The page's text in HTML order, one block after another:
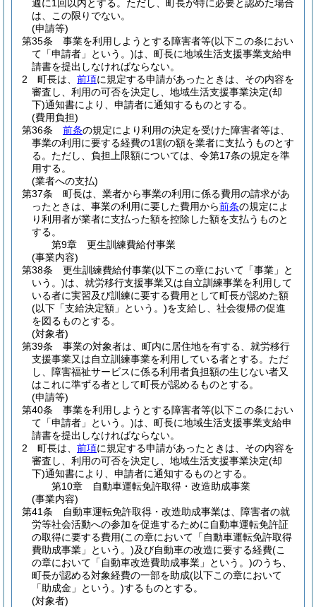
週に1回以内とする。 ただし、町長が特に必要と認めた場合
は、この限りでない。
(申請等)
第35条
事業を利用しようとする障害者等(以下この条におい
て「申請者」という。)は、町長に地域生活支援事業支給申
請書を提出しなければならない。
2
町長は、 前項に規定する申請があったときは、その内容を
審査し、利用の可否を決定し、地域生活支援事業決定(却
下)通知書により、申請者に通知するものとする。
(費用負担)
第36条
前条の規定により利用の決定を受けた障害者等は、
事業の利用に要する経費の1割の額を業者に支払うものとす
る。 ただし、負担上限額については、令第17条の規定を準
用する。
(業者への支払)
第37条
町長は、業者から事業の利用に係る費用の請求があ
ったときは、事業の利用に要した費用から前条の規定によ
り利用者が業者に支払った額を控除した額を支払うものと
する。
第9章
更生訓練費給付事業
(事業内容)
第38条
更生訓練費給付事業(以下この章において「事業」と
いう。)は、就労移行支援事業又は自立訓練事業を利用して
いる者に実習及び訓練に要する費用として町長が認めた額
(以下「支給決定額」という。)を支給し、社会復帰の促進
を図るものとする。
(対象者)
第39条
事業の対象者は、町内に居住地を有する、就労移行
支援事業又は自立訓練事業を利用している者とする。 ただ
し、障害福祉サービスに係る利用者負担額の生じない者又
はこれに準ずる者として町長が認めるものとする。
(申請等)
第40条
事業を利用しようとする障害者等(以下この条におい
て「申請者」という。)は、町長に地域生活支援事業支給申
請書を提出しなければならない。
2
町長は、 前項に規定する申請があったときは、その内容を
審査し、利用の可否を決定し、地域生活支援事業決定(却
下)通知書により、申請者に通知するものとする。
第10章
自動車運転免許取得・改造助成事業
(事業内容)
第41条
自動車運転免許取得・改造助成事業は、障害者の就
労等社会活動への参加を促進するために自動車運転免許証
の取得に要する費用(この章において「自動車運転免許取得
費助成事業」という。)及び自動車の改造に要する経費(こ
の章において「自動車改造費助成事業」という。)のうち、
町長が認める対象経費の一部を助成(以下この章において
「助成金」という。)するものとする。
(対象者)